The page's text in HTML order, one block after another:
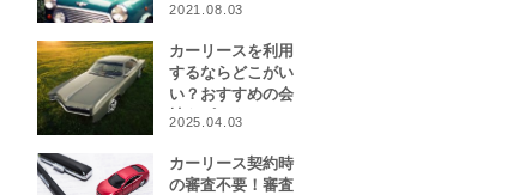
2021.08.03
カーリースを利用
するならどこがい
い？おすすめの会
社をピックアッ
2025.04.03
カーリース契約時
の審査不要！審査